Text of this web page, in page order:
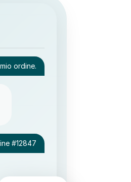
ordine.
#12847